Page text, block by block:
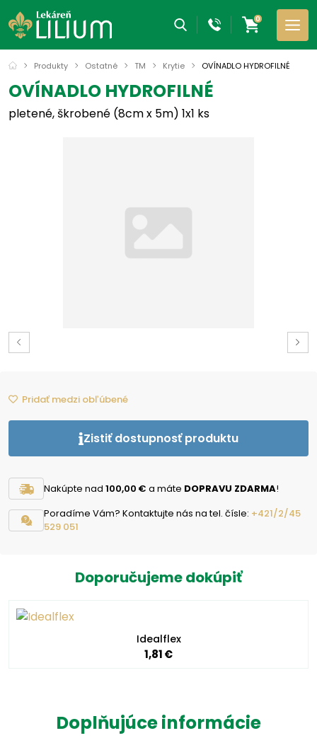
0
Produkty Ostatné TM Krytie OVÍNADLO HYDROFILNÉ
OVÍNADLO HYDROFILNÉ
pletené, škrobené (8cm x 5m) 1x1 ks
Pridať medzi obľúbené
Zistiť dostupnosť produktu
Nakúpte nad 100,00 € a máte DOPRAVU ZDARMA!
Poradíme Vám? Kontaktujte nás na tel. čísle: +421/2/45
529 051
Doporučujeme dokúpiť
Idealflex
1,81 €
Doplňujúce informácie